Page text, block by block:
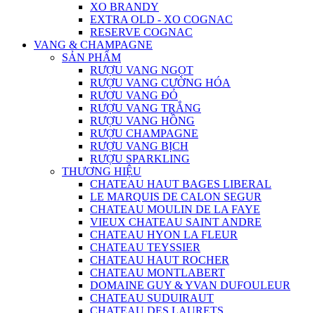
XO BRANDY
EXTRA OLD - XO COGNAC
RESERVE COGNAC
VANG & CHAMPAGNE
SẢN PHẨM
RƯỢU VANG NGỌT
RƯỢU VANG CƯỜNG HÓA
RƯỢU VANG ĐỎ
RƯỢU VANG TRẮNG
RƯỢU VANG HỒNG
RƯỢU CHAMPAGNE
RƯỢU VANG BỊCH
RƯỢU SPARKLING
THƯƠNG HIỆU
CHATEAU HAUT BAGES LIBERAL
LE MARQUIS DE CALON SEGUR
CHATEAU MOULIN DE LA FAYE
VIEUX CHATEAU SAINT ANDRE
CHATEAU HYON LA FLEUR
CHATEAU TEYSSIER
CHATEAU HAUT ROCHER
CHATEAU MONTLABERT
DOMAINE GUY & YVAN DUFOULEUR
CHATEAU SUDUIRAUT
CHATEAU DES LAURETS